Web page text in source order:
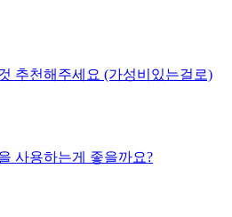
추천해주세요 (가성비있는걸로)
사용하는게 좋을까요?